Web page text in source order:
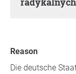
Reason
Die deutsche